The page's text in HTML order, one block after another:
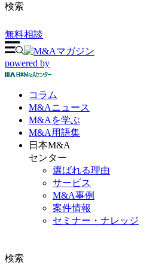
検索
無料相談
powered by
コラム
M&Aニュース
M&Aを学ぶ
M&A 用語集
日本M&A
センター
選ばれる理由
サービス
M&A事例
案件情報
セミナー・ナレッジ
検索